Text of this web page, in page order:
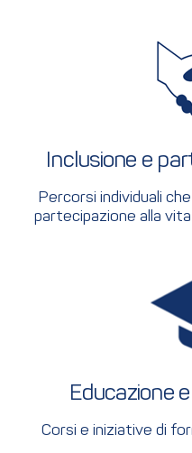
Inclusione e
Percorsi individuali
partecipazione alla
Educazione
Corsi e iniziative di